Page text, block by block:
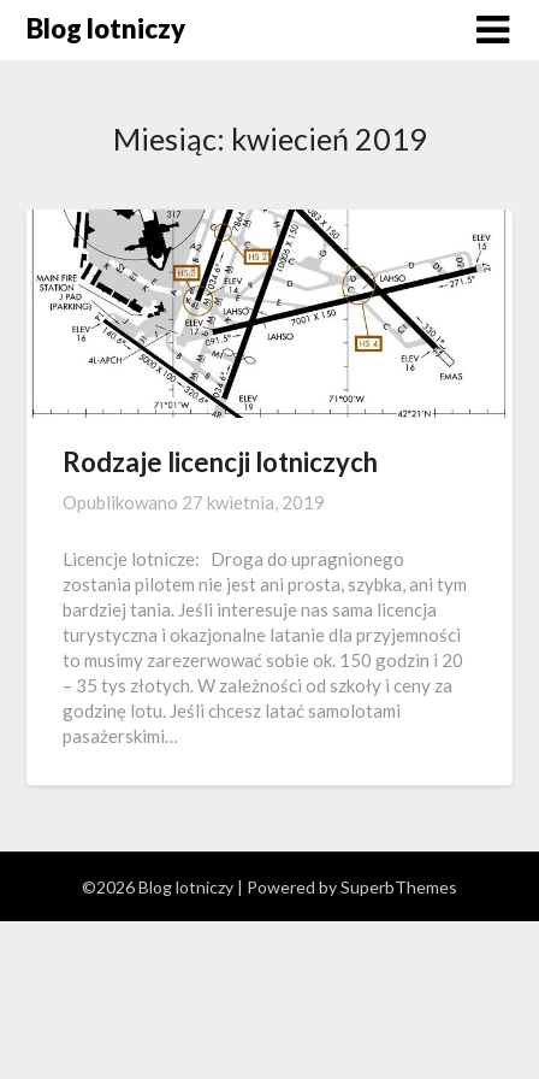
SkipBlog lotniczy
Miesiąc: kwiecień 2019
Rodzaje licencji lotniczych
Opublikowano 27 kwietnia, 2019
Licencje lotnicze: Droga do upragnionego
zostania pilotem nie jest ani prosta, szybka, ani tym
bardziej tania. Jeśli interesuje nas sama licencja
turystyczna i okazjonalne latanie dla przyjemności
to musimy zarezerwować sobie ok. 150 godzin i 20
– 35 tys złotych. W zależności od szkoły i ceny za
godzinę lotu. Jeśli chcesz latać samolotami
pasażerskimi…
©2026 Blog lotniczy | Powered bySuperbThemes